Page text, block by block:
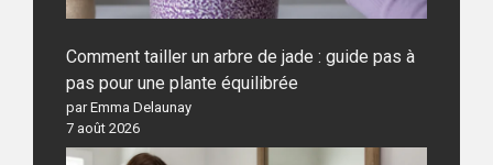
Comment tailler un arbre de jade : guide pas à
pas pour une plante équilibrée
par Emma Delaunay
7 août 2026